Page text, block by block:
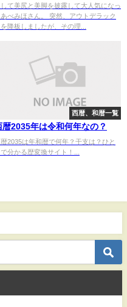
して美尻と美脚を披露して大人気になっ
あべみほさん。 突然、アウトデラック
を降板しましたが、その理...
西暦、和暦一覧
暦2035年は令和何年なの？
暦2035は年和暦で何年？干支は？ひと
で分かる歴変換サイト！...